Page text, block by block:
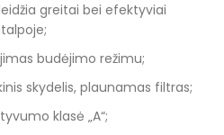
greitai bei efektyviai
budėjimo režimu;
skydelis, plaunamas filtras;
klasė „A“;